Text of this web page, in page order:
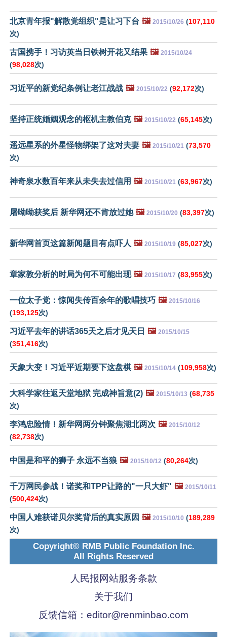
北京青年报"解散党组织"是让习下台 🖼️ 2015/10/26 (107,110
次)
古国携手！习访英当日铁树开花又结果 🖼️ 2015/10/24
(98,028次)
习近平的新党纪条例让老江战战 🖼️ 2015/10/22 (92,172次)
坚持正统婚姻观念的枢机主教伯克 🖼️ 2015/10/22 (65,145次)
遥远星系的外星怪物绑架了这对夫妻 🖼️ 2015/10/21 (73,570
次)
神奇泉水数百年来从未失去过信用 🖼️ 2015/10/21 (63,967次)
屠呦呦获奖后 新华网还不肯放过她 🖼️ 2015/10/20 (83,397次)
新华网首页这篇新闻题目有点吓人 🖼️ 2015/10/19 (85,027次)
章家敦分析的时局为何不可能出现 🖼️ 2015/10/17 (83,955次)
一位太子党：惊闻失传百余年的歌唱技巧 🖼️ 2015/10/16
(193,125次)
习近平去年的讲话365天之后才见天日 🖼️ 2015/10/15
(351,416次)
天象大变！习近平近期要下这盘棋 🖼️ 2015/10/14 (109,958次)
大科学家往返天堂地狱 完成神旨意(2) 🖼️ 2015/10/13 (68,735
次)
李鸿忠险情！新华网两分钟聚焦湖北两次 🖼️ 2015/10/12
(82,738次)
中国是和平的狮子 永远不当狼 🖼️ 2015/10/12 (80,264次)
千万网民参战！诺奖和TPP让路的"一只大虾" 🖼️ 2015/10/11
(500,424次)
中国人难获诺贝尔奖背后的真实原因 🖼️ 2015/10/10 (189,289
次)
Copyright© RMB Public Foundation Inc.
All Rights Reserved
人民报网站服务条款
关于我们
反馈信箱： editor@renminbao.com